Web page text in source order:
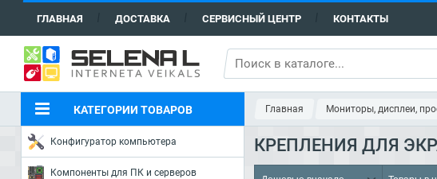
ГЛАВНАЯ ДОСТАВКА СЕРВИСНЫЙ ЦЕНТР КОНТАКТЫ
КАТЕГОРИИ ТОВАРОВ Главная Мониторы, дисплеи,
Конфигуратор компьютера
Компоненты для ПК и серверов
КРЕПЛЕНИЯ ДЛЯ